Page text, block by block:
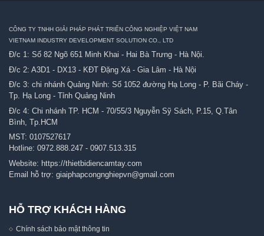
CÔNG TY TNHH GIẢI PHÁP PHÁT TRIỂN CÔNG NGHIỆP VIỆT NAM
VIETNAM INDUSTRY DEVELOPMENT SOLUTION CO., LTD
Đ/c 1: Số 82 Ngõ 651 Minh Khai - Hai Bà Trưng - Hà Nội.
Đ/c 2: A3D1 - DX13 - KĐT Đặng Xá - Gia Lâm - Hà Nội
Đ/c 3: chi nhánh Quảng Ninh: Số 1052 đường Hạ Long - P. Bãi Cháy -
Tp. Hạ Long - Tỉnh Quảng Ninh
Đ/c 4: Chi nhánh TP. HCM - 70/55/3 Nguyễn Sỹ Sách, P.15, Q.Tân
Bình, Tp.HCM
MST: 0107527617
Hotline: 0972.888.247 - 0907.513.315
Website: https://thietbidiencamtay.com
Email hỗ trợ: giaiphapcongnghiepvn@gmail.com
HỖ TRỢ KHÁCH HÀNG
Chính sách bảo mật thông tin